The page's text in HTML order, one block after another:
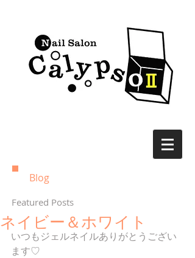
Blog
Featured Posts
ネイビー＆ホワイト
いつもジェルネイルありがとうござい
ます♡